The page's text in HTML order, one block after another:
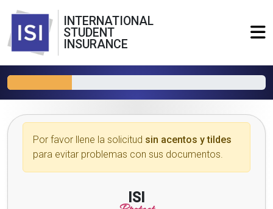
INTERNATIONAL
STUDENT
INSURANCE
Por favor llene la solicitud sin acentos y tildes
para evitar problemas con sus documentos.
ISI